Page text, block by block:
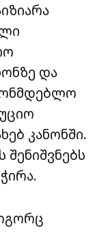
და
კანონში.
შენიშვნებს